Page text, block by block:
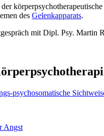
des Gelenkapparats.
mit Dipl. Psy. Martin
psychosomatische
Angst